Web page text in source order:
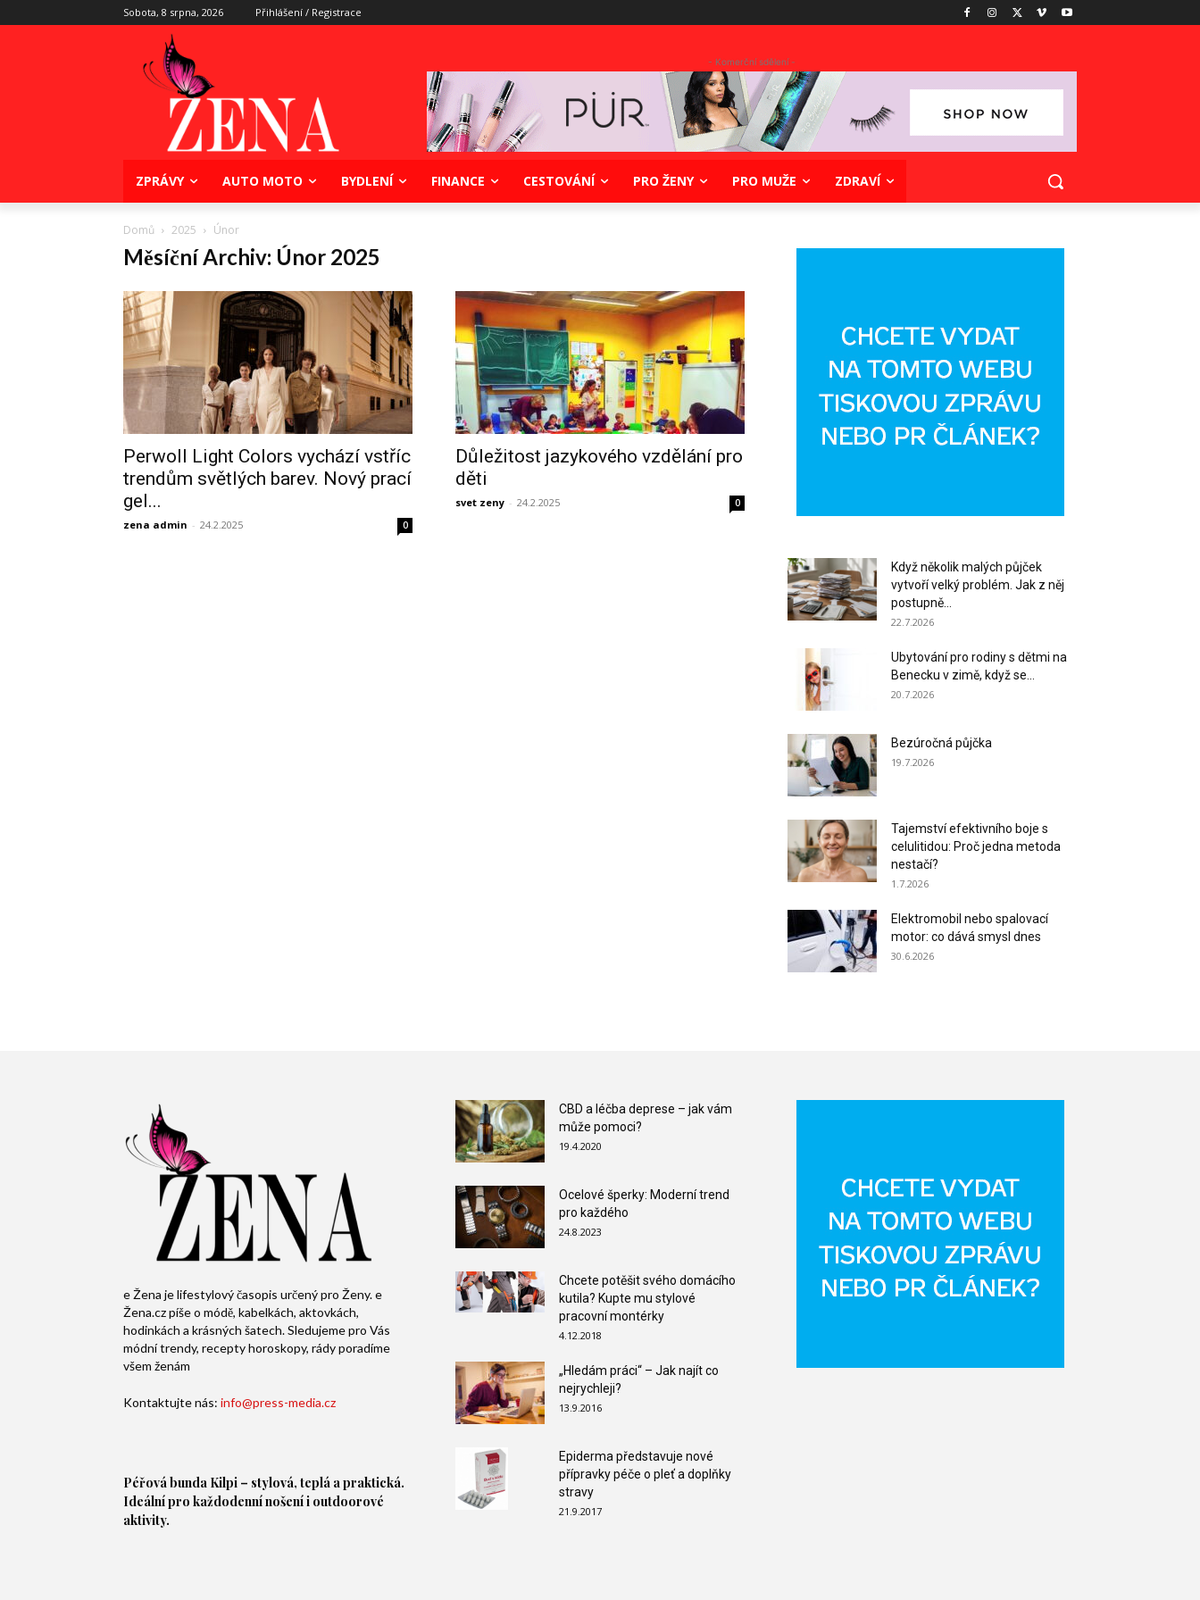
Sobota, 8 srpna, 2026 Přihlášení / Registrace
- Komerční sdělení -
ZPRÁVY AUTO MOTO BYDLENÍ FINANCE CESTOVÁNÍ PRO ŽENY PRO MUŽE ZDRAVÍ
Domů 2025 Únor
Měsíční Archiv: Únor 2025
Perwoll Light Colors vychází vstříc
trendům světlých barev. Nový prací
gel...
zena admin - 24.2.2025 0
Důležitost jazykového vzdělání pro
děti
svet zeny - 24.2.2025 0
Když několik malých půjček
vytvoří velký problém. Jak z něj
postupně...
22.7.2026
Ubytování pro rodiny s dětmi na
Benecku v zimě, když se...
20.7.2026
Bezúročná půjčka
19.7.2026
Tajemství efektivního boje s
celulitidou: Proč jedna metoda
nestačí?
1.7.2026
Elektromobil nebo spalovací
motor: co dává smysl dnes
30.6.2026
e Žena je lifestylový časopis určený pro Ženy. e
Žena.cz píše o módě, kabelkách, aktovkách,
hodinkách a krásných šatech. Sledujeme pro Vás
módní trendy, recepty horoskopy, rády poradíme
všem ženám
Kontaktujte nás: info@press-media.cz
Péřová bunda Kilpi – stylová, teplá a praktická.
Ideální pro každodenní nošení i outdoorové
aktivity.
CBD a léčba deprese – jak vám
může pomoci?
19.4.2020
Ocelové šperky: Moderní trend
pro každého
24.8.2023
Chcete potěšit svého domácího
kutila? Kupte mu stylové
pracovní montérky
4.12.2018
„Hledám práci“ – Jak najít co
nejrychleji?
13.9.2016
Epiderma představuje nové
přípravky péče o pleť a doplňky
stravy
21.9.2017